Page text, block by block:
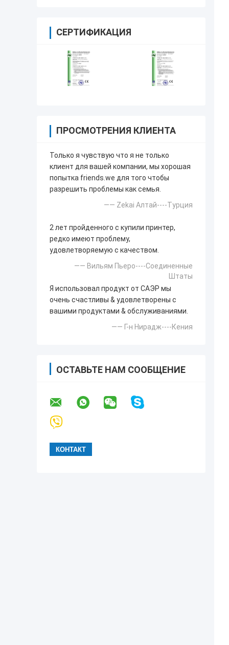
СЕРТИФИКАЦИЯ
ПРОСМОТРЕНИЯ КЛИЕНТА
Только я чувствую что я не только
клиент для вашей компании, мы хорошая
попытка friends.we для того чтобы
разрешить проблемы как семья.
—— Zekai Алтай----Турция
2 лет пройденного с купили принтер,
редко имеют проблему,
удовлетворяемую с качеством.
—— Вильям Пьеро----Соединенные
Штаты
Я использовал продукт от САЭР мы
очень счастливы & удовлетворены с
вашими продуктами & обслуживаниями.
—— Г-н Нирадж----Кения
ОСТАВЬТЕ НАМ СООБЩЕНИЕ